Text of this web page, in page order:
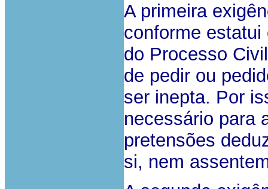
A primeira
conforme estatui
do Processo
de pedir ou
ser inepta. Por
necessário para
pretensões
si, nem